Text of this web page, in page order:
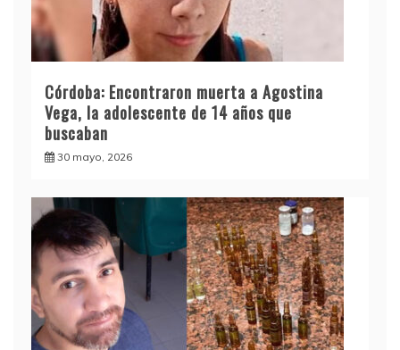
Córdoba: Encontraron muerta a Agostina
Vega, la adolescente de 14 años que
buscaban
30 mayo, 2026